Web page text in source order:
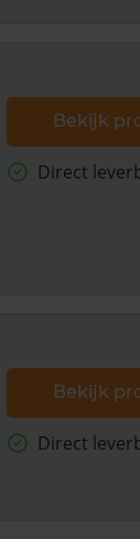
Bekijk
Direct
Bekijk
Direct